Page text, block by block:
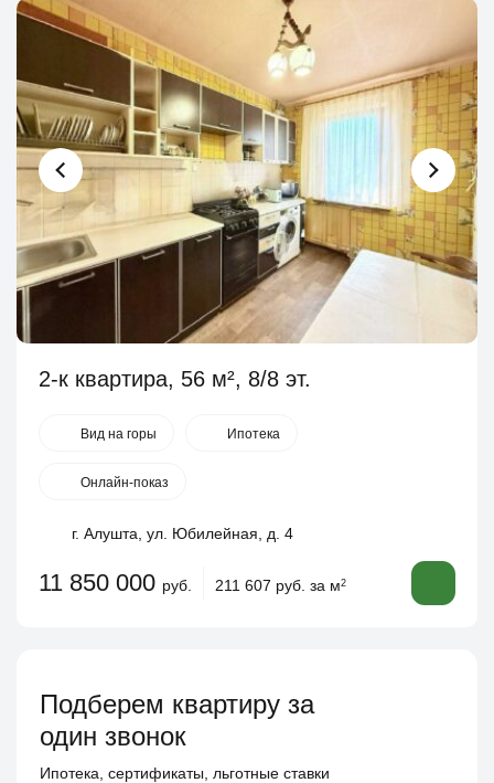
2-к квартира, 56 м², 8/8 эт.
Вид на горы Ипотека
Онлайн-показ
г. Алушта, ул. Юбилейная, д. 4
11 850 000 руб. 211 607 руб. за м2
Подберем квартиру за
один звонок
Ипотека, сертификаты, льготные ставки